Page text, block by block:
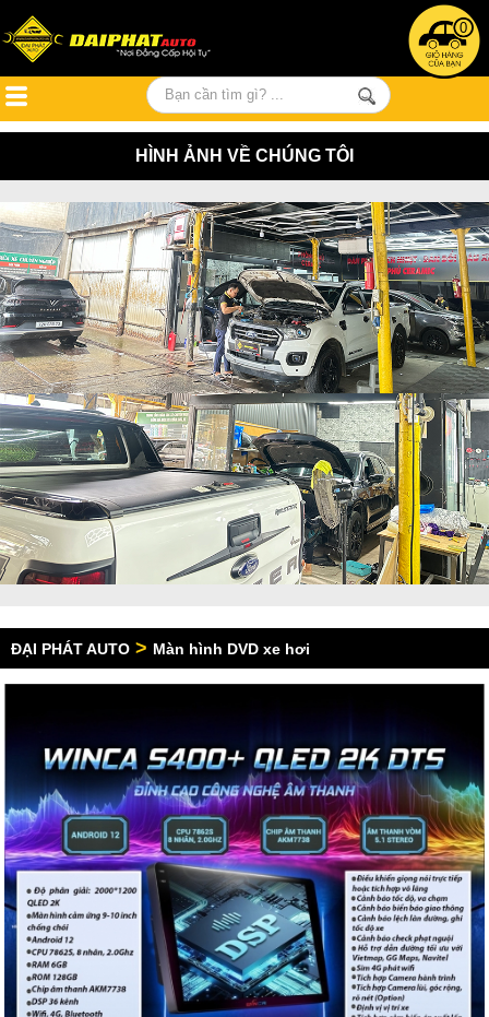
0
HÌNH ẢNH VỀ CHÚNG TÔI
ĐẠI PHÁT AUTO > Màn hình DVD xe hơi